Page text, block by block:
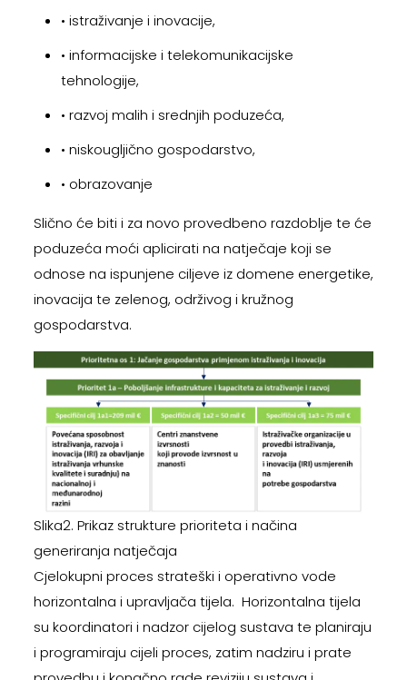
• istraživanje i inovacije,
• informacijske i telekomunikacijske
tehnologije,
• razvoj malih i srednjih poduzeća,
• niskougljično gospodarstvo,
• obrazovanje
Slično će biti i za novo provedbeno razdoblje te će
poduzeća moći aplicirati na natječaje koji se
odnose na ispunjene ciljeve iz domene energetike,
inovacija te zelenog, održivog i kružnog
gospodarstva.
Slika2. Prikaz strukture prioriteta i načina
generiranja natječaja
Cjelokupni proces strateški i operativno vode
horizontalna i upravljača tijela. Horizontalna tijela
su koordinatori i nadzor cijelog sustava te planiraju
i programiraju cijeli proces, zatim nadziru i prate